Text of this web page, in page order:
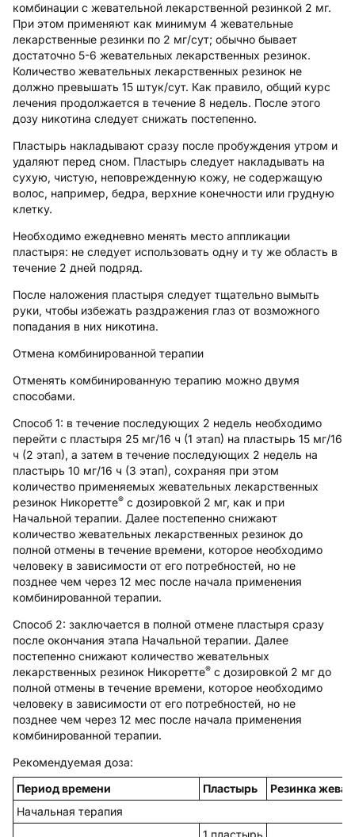
комбинации с жевательной лекарственной резинкой 2 мг.
При этом применяют как минимум 4 жевательные
лекарственные резинки по 2 мг/сут; обычно бывает
достаточно 5-6 жевательных лекарственных резинок.
Количество жевательных лекарственных резинок не
должно превышать 15 штук/сут. Как правило, общий курс
лечения продолжается в течение 8 недель. После этого
дозу никотина следует снижать постепенно.
Пластырь накладывают сразу после пробуждения утром и
удаляют перед сном. Пластырь следует накладывать на
сухую, чистую, неповрежденную кожу, не содержащую
волос, например, бедра, верхние конечности или грудную
клетку.
Необходимо ежедневно менять место аппликации
пластыря: не следует использовать одну и ту же область в
течение 2 дней подряд.
После наложения пластыря следует тщательно вымыть
руки, чтобы избежать раздражения глаз от возможного
попадания в них никотина.
Отмена комбинированной терапии
Отменять комбинированную терапию можно двумя
способами.
Способ 1: в течение последующих 2 недель необходимо
перейти с пластыря 25 мг/16 ч (1 этап) на пластырь 15 мг/16
ч (2 этап), а затем в течение последующих 2 недель на
пластырь 10 мг/16 ч (3 этап), сохраняя при этом
количество применяемых жевательных лекарственных
резинок Никоретте® с дозировкой 2 мг, как и при
Начальной терапии. Далее постепенно снижают
количество жевательных лекарственных резинок до
полной отмены в течение времени, которое необходимо
человеку в зависимости от его потребностей, но не
позднее чем через 12 мес после начала применения
комбинированной терапии.
Способ 2: заключается в полной отмене пластыря сразу
после окончания этапа Начальной терапии. Далее
постепенно снижают количество жевательных
лекарственных резинок Никоретте® с дозировкой 2 мг до
полной отмены в течение времени, которое необходимо
человеку в зависимости от его потребностей, но не
позднее чем через 12 мес после начала применения
комбинированной терапии.
Рекомендуемая доза:
Период времени
Пластырь
Резинка
Начальная терапия